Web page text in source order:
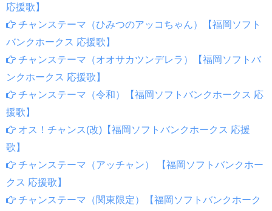
応援歌】
チャンステーマ（ひみつのアッコちゃん）【福岡ソフト
バンクホークス 応援歌】
チャンステーマ（オオサカツンデレラ）【福岡ソフトバ
ンクホークス 応援歌】
チャンステーマ（令和）【福岡ソフトバンクホークス 応
援歌】
オス！チャンス(改)【福岡ソフトバンクホークス 応援
歌】
チャンステーマ（アッチャン） 【福岡ソフトバンクホー
クス 応援歌】
チャンステーマ（関東限定）【福岡ソフトバンクホーク